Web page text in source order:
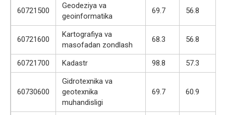
60721500
Geodeziya va
geoinformatika
69.7 56.8
60721600
Kartografiya va
masofadan zondlash
68.3 56.8
60721700 Kadastr 98.8 57.3
60730600
Gidrotexnika va
geotexnika
muhandisligi
69.7 60.9